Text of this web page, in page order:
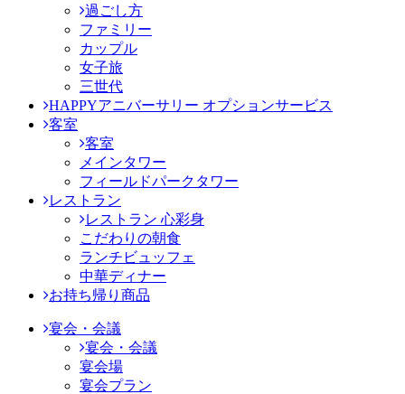
過ごし方
ファミリー
カップル
女子旅
三世代
HAPPYアニバーサリー オプションサービス
客室
客室
メインタワー
フィールドパークタワー
レストラン
レストラン 心彩身
こだわりの朝食
ランチビュッフェ
中華ディナー
お持ち帰り商品
宴会・会議
宴会・会議
宴会場
宴会プラン